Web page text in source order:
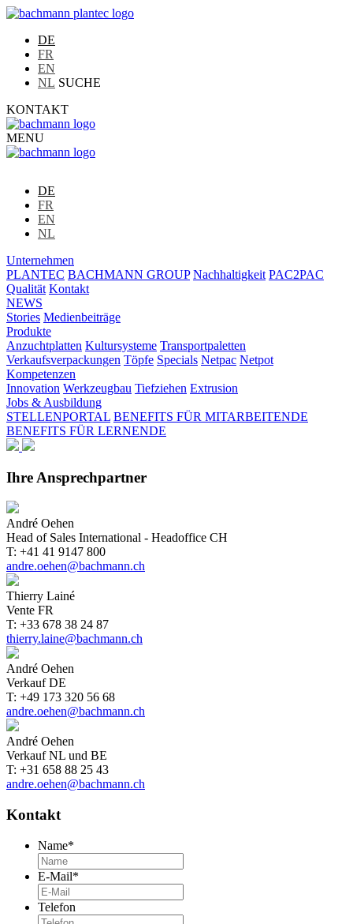
DE
FR
EN
NL SUCHE
KONTAKT
MENU
DE
FR
EN
NL
Unternehmen
PLANTEC BACHMANN GROUP Nachhaltigkeit PAC2PAC
Qualität Kontakt
NEWS
Stories Medienbeiträge
Produkte
Anzuchtplatten Kultursysteme Transportpaletten
Verkaufsverpackungen Töpfe Specials Netpac Netpot
Kompetenzen
Innovation Werkzeugbau Tiefziehen Extrusion
Jobs & Ausbildung
STELLENPORTAL BENEFITS FÜR MITARBEITENDE
BENEFITS FÜR LERNENDE
Ihre Ansprechpartner
André Oehen
Head of Sales International - Headoffice CH
T: +41 41 9147 800
andre.oehen@bachmann.ch
Thierry Lainé
Vente FR
T: +33 678 38 24 87
thierry.laine@bachmann.ch
André Oehen
Verkauf DE
T: +49 173 320 56 68
andre.oehen@bachmann.ch
André Oehen
Verkauf NL und BE
T: +31 658 88 25 43
andre.oehen@bachmann.ch
Kontakt
Name*
E-Mail*
Telefon